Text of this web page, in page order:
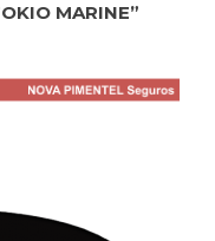
MARINE”